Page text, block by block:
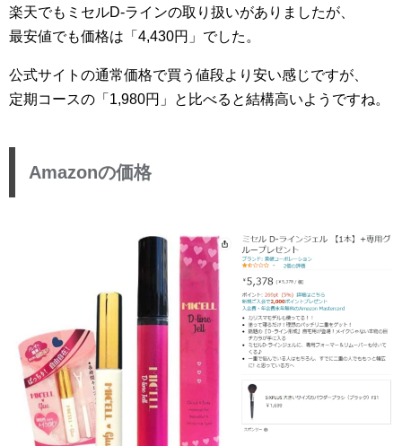
楽天でもミセルD-ラインの取り扱いがありましたが、
最安値でも価格は「4,430円」でした。
公式サイトの通常価格で買う値段より安い感じですが、
定期コースの「1,980円」と比べると結構高いようですね。
Amazonの価格